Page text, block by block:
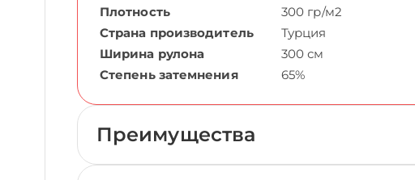
Плотность
300 гр/м2
Страна производитель
Турция
Ширина рулона
300 см
Степень затемнения
65%
Преимущества